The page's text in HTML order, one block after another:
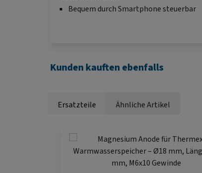
Bequem durch Smartphone steuerbar
Kunden kauften ebenfalls
Ersatzteile
Ähnliche Artikel